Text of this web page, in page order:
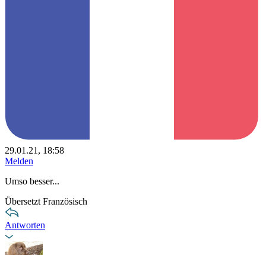
29.01.21, 18:58
Melden
Umso besser...
Übersetzt Französisch
Antworten